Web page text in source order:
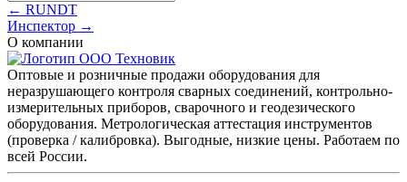
← RUNDT
Инспектор →
О компании
Оптовые и розничные продажи оборудования для
неразрушающего контроля сварных соединений, контрольно-
измерительных приборов, сварочного и геодезического
оборудования. Метрологическая аттестация инструментов
(проверка / калибровка). Выгодные, низкие цены. Работаем по
всей России.